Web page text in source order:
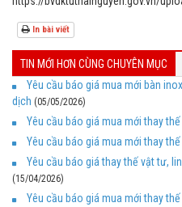
In bài viết
TIN MỚI HƠN CÙNG CHUYÊN MỤC
Yêu cầu báo giá mua mới bàn
dịch (05/05/2026)
Yêu cầu báo giá mua mới thay
Yêu cầu báo giá mua mới thay
Yêu cầu báo giá thay thế vật tư,
(15/04/2026)
Yêu cầu báo giá mua mới thay